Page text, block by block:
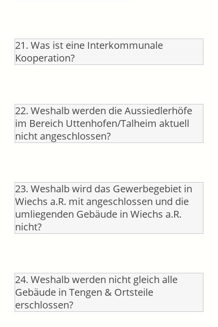
21. Was ist eine Interkommunale
Kooperation?
22. Weshalb werden die Aussiedlerhöfe
im Bereich Uttenhofen/Talheim aktuell
nicht angeschlossen?
23. Weshalb wird das Gewerbegebiet in
Wiechs a.R. mit angeschlossen und die
umliegenden Gebäude in Wiechs a.R.
nicht?
24. Weshalb werden nicht gleich alle
Gebäude in Tengen & Ortsteile
erschlossen?